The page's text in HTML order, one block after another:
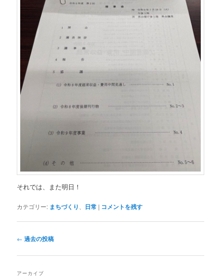
それでは、また明日！
カテゴリー: まちづくり 日常 | コメントを残す
投
ナ
← 過去の投稿
アーカイブ